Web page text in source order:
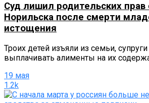
Суд лишил родительских прав
Норильска после смерти
истощения
Троих детей изъяли из семьи, супруги
выплачивать алименты на их
19 мая
1.2k